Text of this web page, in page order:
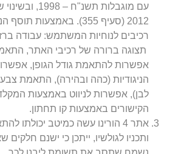
עם מוגבלות
2012 (סעיף 355). באמצעות
רכיבים לנוחיות המשתמש: עבודה
תצוגה ברורה של רכיבי האתר,
אפשרות להתאמת גודל הגופן,
הניגודיות (כהה ובהירה), התאמת
לבן), אפשרות לניווט באמצעות
הקישורים באמצעות קו תחתון.
אתר 4 הורינו עשה כמיטב יכולתו
ותכניו לגולשיו, ייתכן כי ישנם